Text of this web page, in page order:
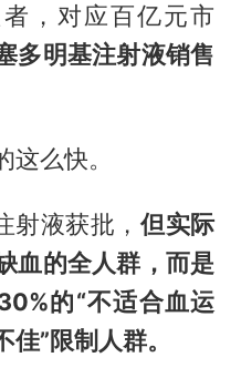
，对应百亿元市
多明基注射液销售
么快。
射液获批，但实际
血的全人群，而是
的“不适合血运
”限制人群。